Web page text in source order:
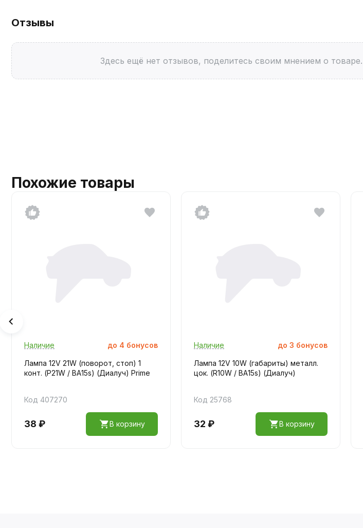
Отзывы
Здесь ещё нет отзывов, поделитесь своим мнением о товаре.
Похожие товары
Наличие до 4 бонусов
Лампа 12V 21W (поворот, стоп) 1
конт. (P21W / BA15s) (Диалуч) Prime
Код 407270
38 ₽ В корзину
Наличие до 3 бонусов
Лампа 12V 10W (габариты) металл.
цок. (R10W / ВА15s) (Диалуч)
Код 25768
32 ₽ В корзину